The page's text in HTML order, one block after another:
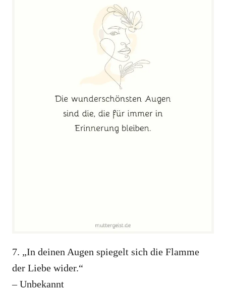
7. „In deinen Augen spiegelt sich die Flamme
der Liebe wider.“
– Unbekannt